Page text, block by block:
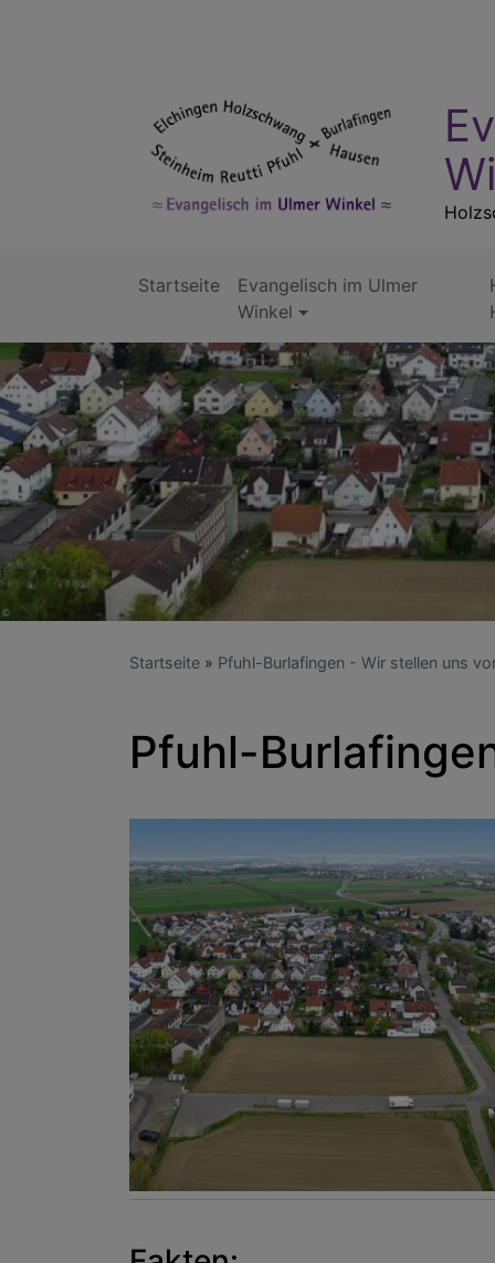
Hauptnavigation
Startseite
Evangelisch im Ulmer
Winkel
Startseite Pfuhl-Burlafingen - Wir stellen uns
Pfuhl-